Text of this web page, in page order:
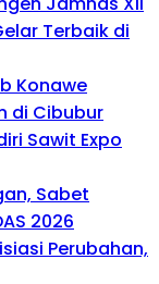
Terbaik di
Konawe
di Cibubur
Sawit Expo
Sabet
2026
Perubahan,